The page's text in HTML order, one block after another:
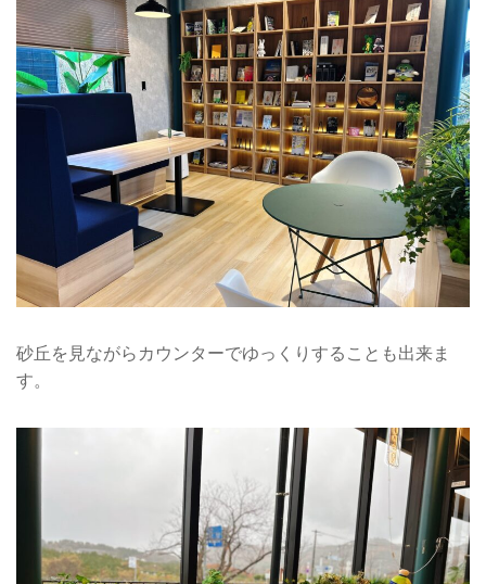
砂丘を見ながらカウンターでゆっくりすることも出来ま
す。